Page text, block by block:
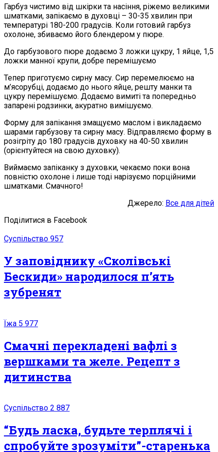
Гарбуз чистимо від шкірки та насіння, ріжемо великими
шматками, запікаємо в духовці – 30-35 хвилин при
температурі 180-200 градусів. Коли готовий гарбуз
охолоне, збиваємо його блендером у пюре.
До гарбузового пюре додаємо 3 ложки цукру, 1 яйце, 1,5
ложки манної крупи, добре перемішуємо
Тепер приготуємо сирну масу. Сир перемелюємо на
м’ясорубці, додаємо до нього яйце, решту манки та
цукру перемішуємо. Додаємо вимиті та попередньо
запарені родзинки, акуратно вимішуємо.
Форму для запікання змащуємо маслом і викладаємо
шарами гарбузову та сирну масу. Відправляємо форму в
розігріту до 180 градусів духовку на 40-50 хвилин
(орієнтуйтеся на свою духовку).
Виймаємо запіканку з духовки, чекаємо поки вона
повністю охолоне і лише тоді нарізуємо порційними
шматками. Смачного!
Джерело: Все для дітей
Поділитися в Facebook
Суспільство 957
У заповіднику «Сколівські
Бескиди» народилося п’ять
зубренят
Їжа 5 977
Смачні перекладені вафлі з
вершками та желе. Рецепт з
дитинства
Суспільство 2 887
“Будь ласка, будьте терплячі і
спробуйте зрозуміти”-старенька